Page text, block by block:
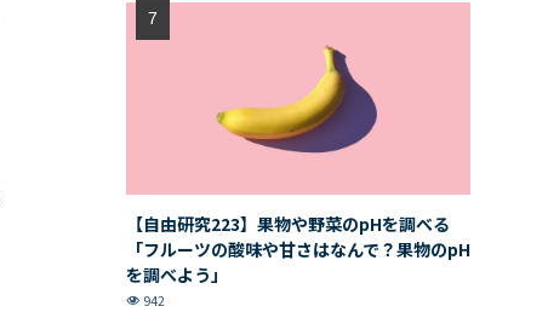
【自由研究223】果物や野菜のpHを調べる
「フルーツの酸味や甘さはなんで？果物のpH
を調べよう」
942